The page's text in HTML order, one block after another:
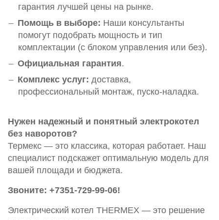
гарантия лучшей цены на рынке.
Помощь в выборе: Наши консультанты
помогут подобрать мощность и тип
комплектации (с блоком управления или без).
Официальная гарантия.
Комплекс услуг: доставка,
профессиональный монтаж, пуско-наладка.
Нужен надежный и понятный электрокотел
без наворотов?
Термекс — это классика, которая работает. Наш
специалист подскажет оптимальную модель для
вашей площади и бюджета.
Звоните: +7351-729-99-06!
Электрический котел THERMEX — это решение